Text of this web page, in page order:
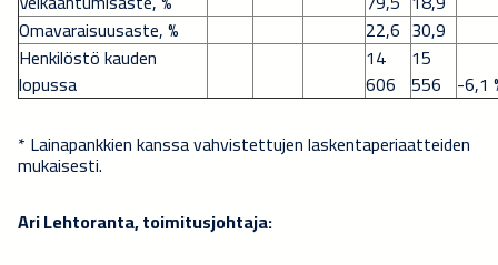
Omavaraisuusaste, %
22,6 30,9
Henkilöstö kauden
lopussa
14
606
15
556 -6,1
* Lainapankkien kanssa vahvistettujen laskentaperiaatteiden
mukaisesti.
Ari Lehtoranta, toimitusjohtaja: